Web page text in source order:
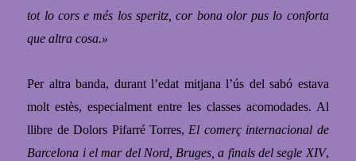
tot lo cors e més los speritz, cor bona olor pus lo conforta
que altra cosa.»
Per altra banda, durant l’edat mitjana l’ús del sabó estava
molt estès, especialment entre les classes acomodades. Al
llibre de Dolors Pifarré Torres, El comerç internacional de
Barcelona i el mar del Nord, Bruges, a finals del segle XIV,